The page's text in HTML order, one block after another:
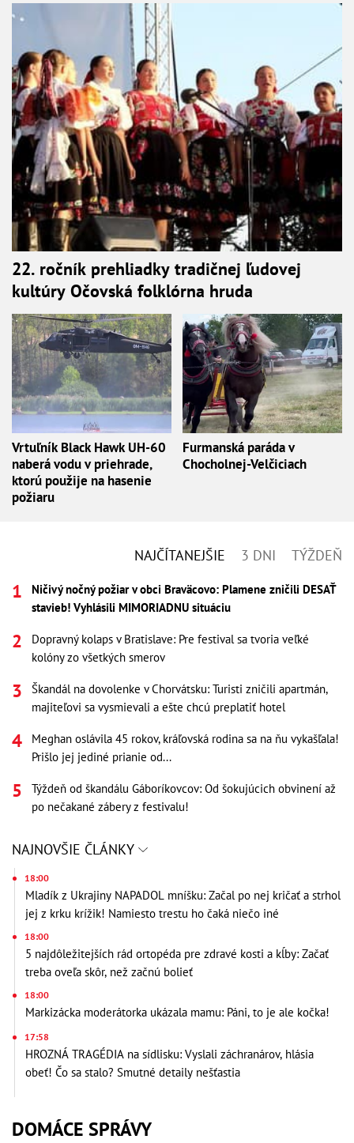
22. ročník prehliadky tradičnej ľudovej
kultúry Očovská folklórna hruda
Vrtuľník Black Hawk UH-60
naberá vodu v priehrade,
ktorú použije na hasenie
požiaru
Furmanská paráda v
Chocholnej-Velčiciach
NAJČÍTANEJŠIE 3 DNI TÝŽDEŇ
Ničivý nočný požiar v obci Braväcovo: Plamene zničili DESAŤ
stavieb! Vyhlásili MIMORIADNU situáciu
Dopravný kolaps v Bratislave: Pre festival sa tvoria veľké
kolóny zo všetkých smerov
Škandál na dovolenke v Chorvátsku: Turisti zničili apartmán,
majiteľovi sa vysmievali a ešte chcú preplatiť hotel
Meghan oslávila 45 rokov, kráľovská rodina sa na ňu vykašľala!
Prišlo jej jediné prianie od...
Týždeň od škandálu Gáboríkovcov: Od šokujúcich obvinení až
po nečakané zábery z festivalu!
NAJNOVŠIE ČLÁNKY
18:00
Mladík z Ukrajiny NAPADOL mníšku: Začal po nej kričať a strhol
jej z krku krížik! Namiesto trestu ho čaká niečo iné
18:00
5 najdôležitejších rád ortopéda pre zdravé kosti a kĺby: Začať
treba oveľa skôr, než začnú bolieť
18:00
Markizácka moderátorka ukázala mamu: Páni, to je ale kočka!
17:58
HROZNÁ TRAGÉDIA na sídlisku: Vyslali záchranárov, hlásia
obeť! Čo sa stalo? Smutné detaily nešťastia
DOMÁCE SPRÁVY